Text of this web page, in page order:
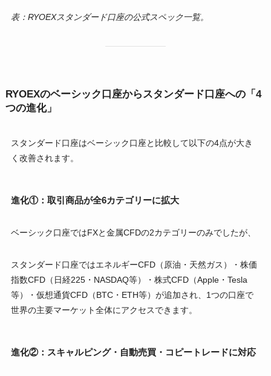
表：RYOEXスタンダード口座の公式スペック一覧。
RYOEXのベーシック口座からスタンダード口座への「4
つの進化」
スタンダード口座はベーシック口座と比較して以下の4点が大き
く改善されます。
進化①：取引商品が全6カテゴリーに拡大
ベーシック口座ではFXと金属CFDの2カテゴリーのみでしたが、
スタンダード口座ではエネルギーCFD（原油・天然ガス）・株価
指数CFD（日経225・NASDAQ等）・株式CFD（Apple・Tesla
等）・仮想通貨CFD（BTC・ETH等）が追加され、1つの口座で
世界の主要マーケット全体にアクセスできます。
進化②：スキャルピング・自動売買・コピートレードに対応